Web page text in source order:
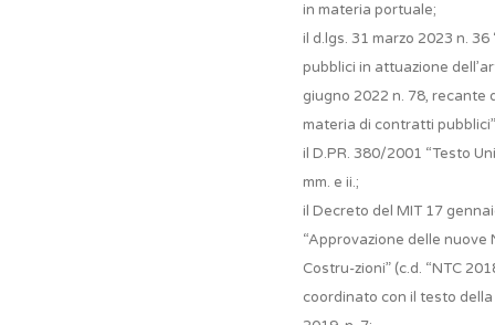
in materia portuale;
il d.lgs. 31 marzo 2023 n.
pubblici in attuazione
giugno 2022 n. 78, recante
materia di contratti
il D.PR. 380/2001 “Testo
mm. e ii.;
il Decreto del MIT 17
“Approvazione delle nuove
Costru-zioni” (c.d. “NTC
coordinato con il testo